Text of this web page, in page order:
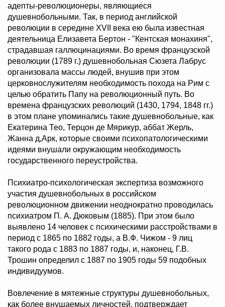
адепты-революционеры, являющиеся
душевнобольными. Так, в период английской
революции в середине ХVII века ею была известная
деятельница Елизавета Бертон - "Кентская монахиня",
страдавшая галлюцинациями. Во время французской
революции (1789 г.) душевнобольная Сюзета Лабрус
организовала массы людей, внушив при этом
церковнослужителям необходимость похода на Рим с
целью обратить Папу на революционный путь. Во
времена французских революций (1430, 1794, 1848 гг.)
в этом плане упоминались такие душевнобольные, как
Екатерина Тео, Терцон де Мярикур, аббат Жерль,
Жанна д,Арк, которые своими психопатологическими
идеями внушали окружающим необходимость
государственного переустройства.
Психиатро-психологическая экспертиза возможного
участия душевнобольных в российском
революционном движении неоднократно проводилась
психиатром П. А. Дюковым (1885). При этом было
выявлено 14 человек с психическими расстройствами в
период с 1865 по 1882 годы, а В.Ф. Чижом - 9 лиц
такого рода с 1883 по 1887 годы, и, наконец, Г.В.
Трошин определил с 1887 по 1905 годы 59 подобных
индивидуумов.
Вовлечение в мятежные структуры душевнобольных,
как более внушаемых личностей, подтверждает